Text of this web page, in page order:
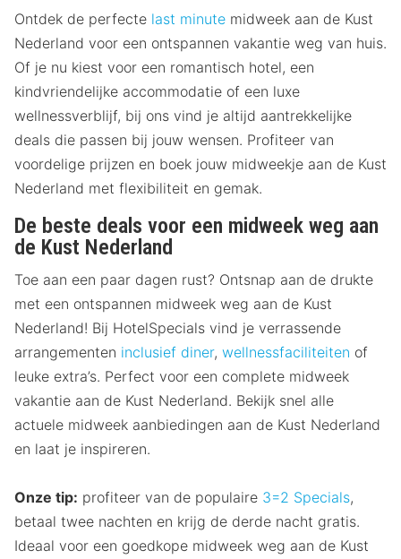
Ontdek de perfecte last minute midweek aan de Kust
Nederland voor een ontspannen vakantie weg van huis.
Of je nu kiest voor een romantisch hotel, een
kindvriendelijke accommodatie of een luxe
wellnessverblijf, bij ons vind je altijd aantrekkelijke
deals die passen bij jouw wensen. Profiteer van
voordelige prijzen en boek jouw midweekje aan de Kust
Nederland met flexibiliteit en gemak.
De beste deals voor een midweek weg aan
de Kust Nederland
Toe aan een paar dagen rust? Ontsnap aan de drukte
met een ontspannen midweek weg aan de Kust
Nederland! Bij HotelSpecials vind je verrassende
arrangementen inclusief diner, wellnessfaciliteiten of
leuke extra’s. Perfect voor een complete midweek
vakantie aan de Kust Nederland. Bekijk snel alle
actuele midweek aanbiedingen aan de Kust Nederland
en laat je inspireren.
Onze tip: profiteer van de populaire 3=2 Specials,
betaal twee nachten en krijg de derde nacht gratis.
Ideaal voor een goedkope midweek weg aan de Kust